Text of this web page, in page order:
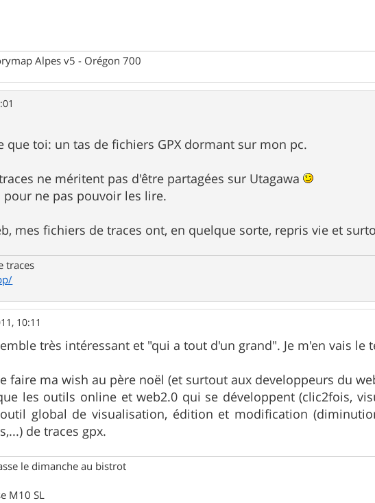
Alpes v5 - Orégon 700
que toi: un tas de fichiers GPX dormant sur mon pc.
ne méritent pas d'être partagées sur Utagawa
ne pas pouvoir les lire.
mes fichiers de traces ont, en quelque sorte, repris vie et
traces
10:11
très intéressant et "qui a tout d'un grand". Je m'en vais le
faire ma wish au père noël (et surtout aux developpeurs du
les outils online et web2.0 qui se développent (clic2fois,
global de visualisation, édition et modification
de traces gpx.
le dimanche au bistrot
M10 SL